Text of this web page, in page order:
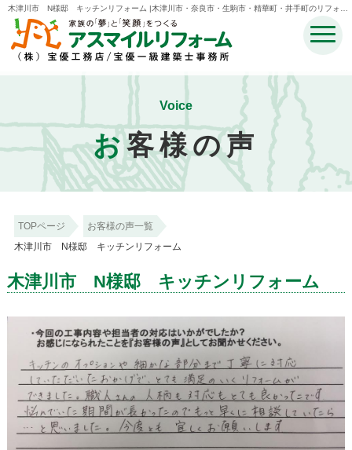
木津川市 N様邸 キッチンリフォーム |木津川市・奈良市・生駒市・精華町・井手町のリフォー
ムのことなら宝優工務店アスマイルリフォーム
Voice
お客様の声
TOPページ
お客様の声一覧
木津川市 N様邸 キッチンリフォーム
木津川市 N様邸 キッチンリフォーム